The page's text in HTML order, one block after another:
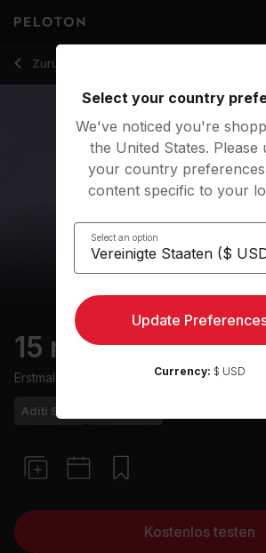
Zurück zu Meditationskurse
Zurück
15 min Morning
Erstmals ausgestrahlt am5/2/24
Aditi Shah
Kostenlos testen
15 Min Morning Meditation with R&B
Select your country
We've noticed you're
the United States. Please
your country
content specific to your
Select an option
Update
Currency: $ USD